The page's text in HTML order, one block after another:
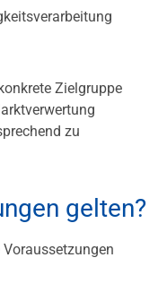
Zielgruppe
zu
gelten?